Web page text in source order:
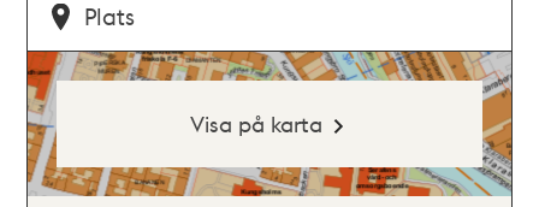
Plats
Visa på karta